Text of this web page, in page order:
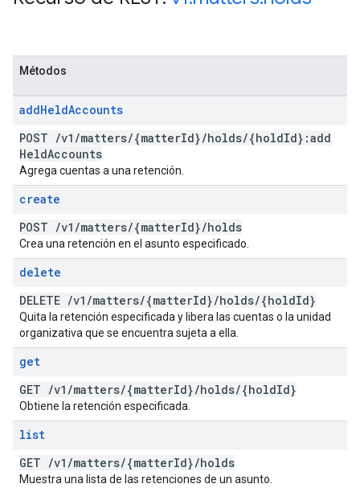
Métodos
addHeldAccounts
POST /v1 /matters/{matterId}/holds/{holdId}:add
HeldAccounts
Agrega cuentas a una retención.
create
POST /v1 /matters/{matterId}/holds
Crea una retención en el asunto especificado.
delete
DELETE /v1 /matters/{matterId}/holds/{holdId}
Quita la retención especificada y libera las cuentas o la unidad
organizativa que se encuentra sujeta a ella.
get
GET /v1 /matters/{matterId}/holds/{holdId}
Obtiene la retención especificada.
list
GET /v1 /matters/{matterId}/holds
Muestra una lista de las retenciones de un asunto.